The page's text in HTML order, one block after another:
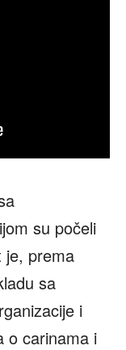
su počeli
je, prema
sa
i
o carinama i